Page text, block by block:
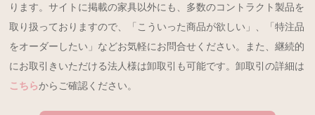
ります。サイトに掲載の家具以外にも、多数のコントラクト製品を
取り扱っておりますので、「こういった商品が欲しい」、「特注品
をオーダーしたい」などお気軽にお問合せください。また、継続的
にお取引きいただける法人様は卸取引も可能です。卸取引の詳細は
こちらからご確認ください。